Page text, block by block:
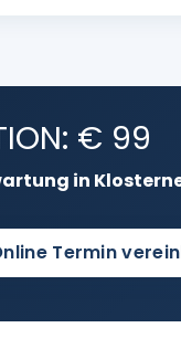
€ 99
in
Termin